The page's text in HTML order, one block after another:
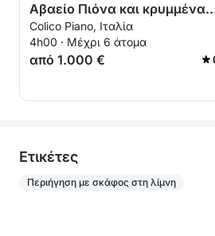
Αβαείο Πιόνα και κρυμμένα
χωριά
Colico Piano, Ιταλία
4h00 · Μέχρι 6 άτομα
από 1.000 €
Eτικέτες
Περιήγηση με σκάφος στη λίμνη